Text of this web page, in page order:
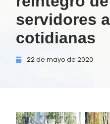
servidores
cotidianas
22 de mayo de 2020